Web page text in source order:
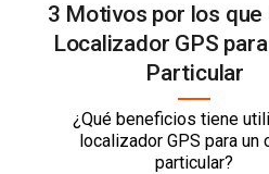
3 Motivos por los que
Localizador GPS
Particular
¿Qué beneficios tiene
localizador GPS para un
particular?